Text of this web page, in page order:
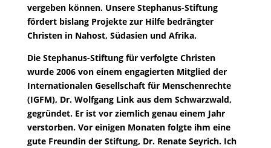
vergeben können. Unsere Stephanus-Stiftung
fördert bislang Projekte zur Hilfe bedrängter
Christen in Nahost, Südasien und Afrika.
Die Stephanus-Stiftung für verfolgte Christen
wurde 2006 von einem engagierten Mitglied der
Internationalen Gesellschaft für Menschenrechte
(IGFM), Dr. Wolfgang Link aus dem Schwarzwald,
gegründet. Er ist vor ziemlich genau einem Jahr
verstorben. Vor einigen Monaten folgte ihm eine
gute Freundin der Stiftung, Dr. Renate Seyrich. Ich